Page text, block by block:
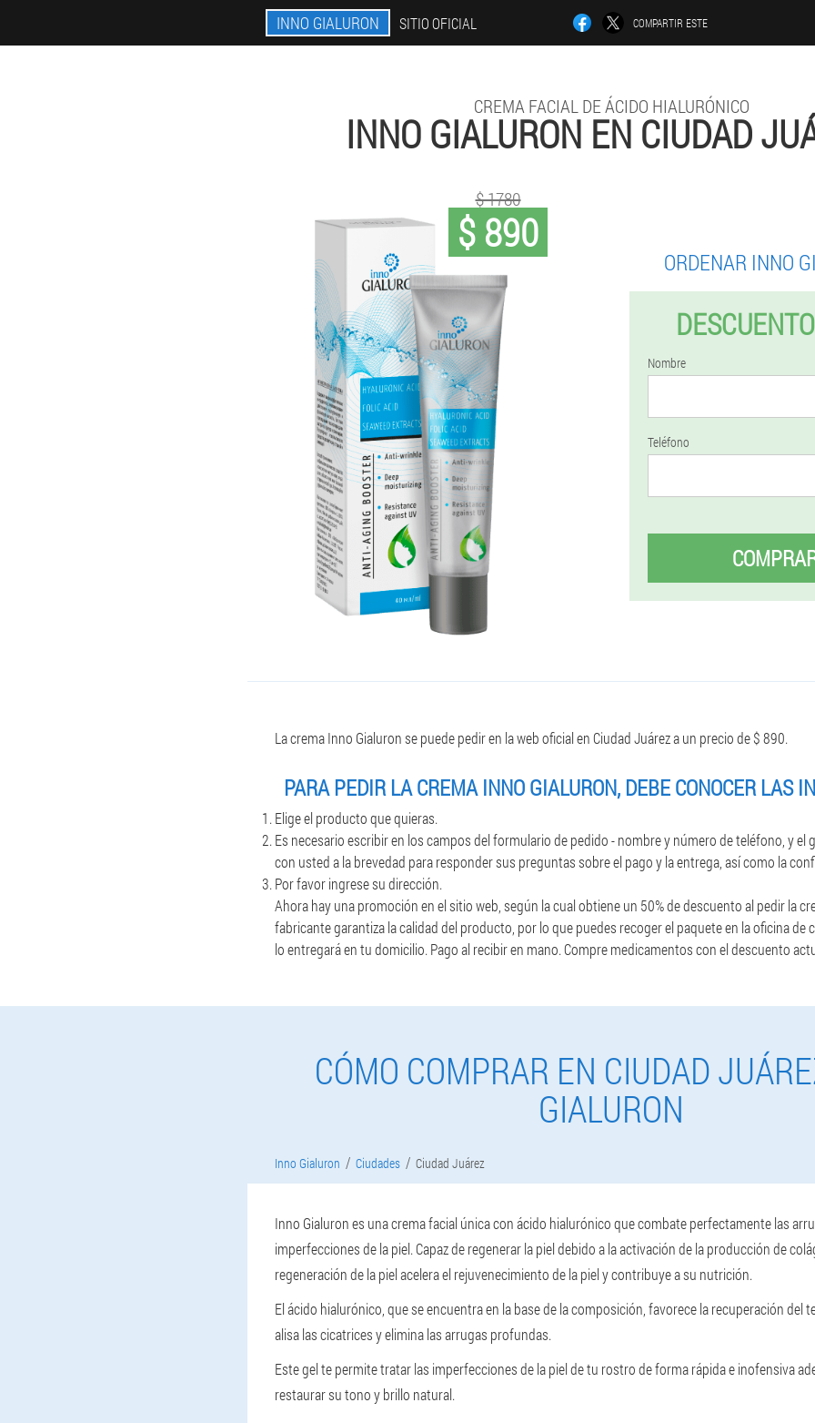
INNO GIALURON SITIO OFICIAL COMPARTIR ESTE
CREMA FACIAL DE ÁCIDO HIALURÓNICO
INNO GIALURON EN CIUDAD
$ 890
$ 1780
ORDENAR INNO
Nombre
Teléfono
La crema Inno Gialuron se puede pedir en la web oficial en Ciudad Juárez a un precio de $ 890.
PARA PEDIR LA CREMA INNO GIALURON, DEBE CONOCER LAS
Elige el producto que quieras.
Es necesario escribir en los campos del formulario de pedido - nombre y número de teléfono, y el
con usted a la brevedad para responder sus preguntas sobre el pago y la entrega, así como la
Por favor ingrese su dirección.
Ahora hay una promoción en el sitio web, según la cual obtiene un 50% de descuento al pedir la
fabricante garantiza la calidad del producto, por lo que puedes recoger el paquete en la oficina de
lo entregará en tu domicilio. Pago al recibir en mano. Compre medicamentos con el descuento
CÓMO COMPRAR EN CIUDAD
GIALURON
Inno Gialuron Ciudades Ciudad Juárez
Inno Gialuron es una crema facial única con ácido hialurónico que combate perfectamente las
imperfecciones de la piel. Capaz de regenerar la piel debido a la activación de la producción de
regeneración de la piel acelera el rejuvenecimiento de la piel y contribuye a su nutrición.
El ácido hialurónico, que se encuentra en la base de la composición, favorece la recuperación del
alisa las cicatrices y elimina las arrugas profundas.
Este gel te permite tratar las imperfecciones de la piel de tu rostro de forma rápida e inofensiva
restaurar su tono y brillo natural.